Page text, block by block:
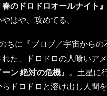
のドロドロオールナイト』
はや、攻めてる。
ちに『ブロブ／宇宙からの
た、ドロドロの人喰いア
ーン 絶対の危機』
。土星に
ドロドロと溶け出し人間を